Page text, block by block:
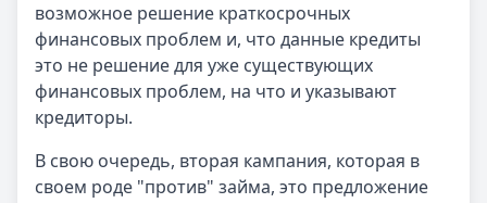
возможное решение краткосрочных
финансовых проблем и, что данные кредиты
это не решение для уже существующих
финансовых проблем, на что и указывают
кредиторы.
В свою очередь, вторая кампания, которая в
своем роде "против" займа, это предложение